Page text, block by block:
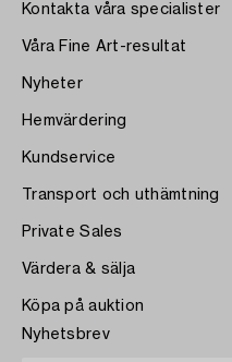
Kontakta våra specialister
Våra Fine Art-resultat
Nyheter
Hemvärdering
Kundservice
Transport och uthämtning
Private Sales
Värdera & sälja
Köpa på auktion
Nyhetsbrev